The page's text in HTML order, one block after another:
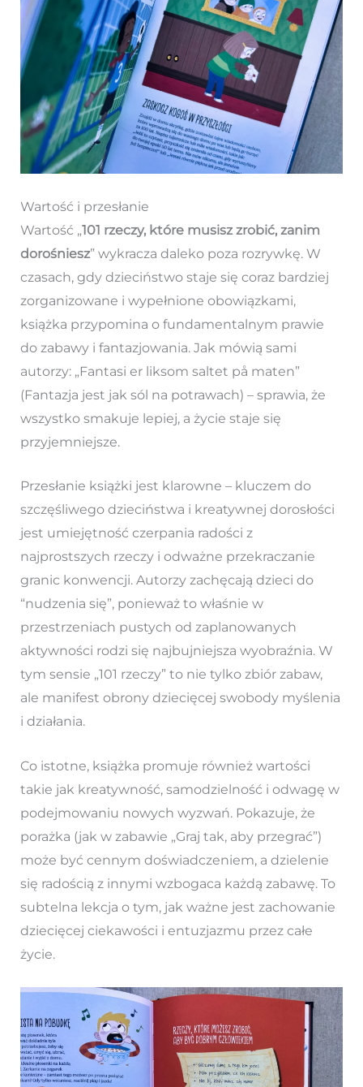
Wartość i przesłanie
Wartość „101 rzeczy, które musisz zrobić, zanim
dorośniesz” wykracza daleko poza rozrywkę. W
czasach, gdy dzieciństwo staje się coraz bardziej
zorganizowane i wypełnione obowiązkami,
książka przypomina o fundamentalnym prawie
do zabawy i fantazjowania. Jak mówią sami
autorzy: „Fantasi er liksom saltet på maten”
(Fantazja jest jak sól na potrawach) – sprawia, że
wszystko smakuje lepiej, a życie staje się
przyjemniejsze.
Przesłanie książki jest klarowne – kluczem do
szczęśliwego dzieciństwa i kreatywnej dorosłości
jest umiejętność czerpania radości z
najprostszych rzeczy i odważne przekraczanie
granic konwencji. Autorzy zachęcają dzieci do
“nudzenia się”, ponieważ to właśnie w
przestrzeniach pustych od zaplanowanych
aktywności rodzi się najbujniejsza wyobraźnia. W
tym sensie „101 rzeczy” to nie tylko zbiór zabaw,
ale manifest obrony dziecięcej swobody myślenia
i działania.
Co istotne, książka promuje również wartości
takie jak kreatywność, samodzielność i odwagę w
podejmowaniu nowych wyzwań. Pokazuje, że
porażka (jak w zabawie „Graj tak, aby przegrać”)
może być cennym doświadczeniem, a dzielenie
się radością z innymi wzbogaca każdą zabawę. To
subtelna lekcja o tym, jak ważne jest zachowanie
dziecięcej ciekawości i entuzjazmu przez całe
życie.